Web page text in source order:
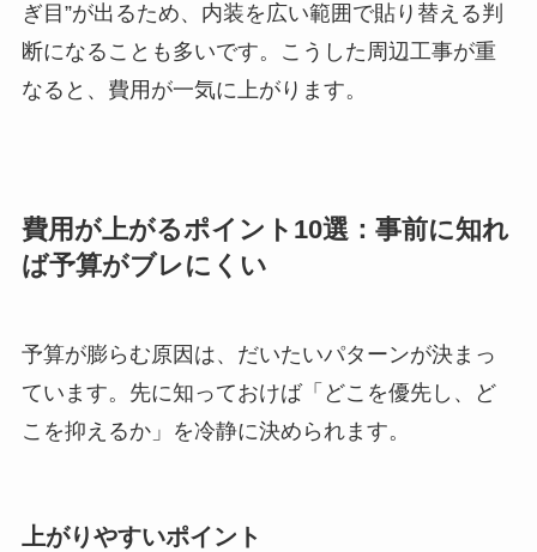
ぎ目”が出るため、内装を広い範囲で貼り替える判
断になることも多いです。こうした周辺工事が重
なると、費用が一気に上がります。
費用が上がるポイント10選：事前に知れ
ば予算がブレにくい
予算が膨らむ原因は、だいたいパターンが決まっ
ています。先に知っておけば「どこを優先し、ど
こを抑えるか」を冷静に決められます。
上がりやすいポイント